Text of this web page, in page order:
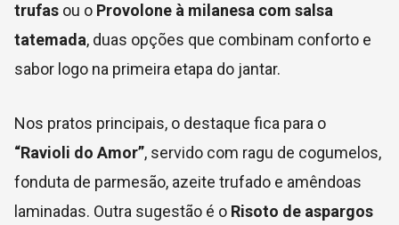
trufas ou o Provolone à milanesa com salsa
tatemada, duas opções que combinam conforto e
sabor logo na primeira etapa do jantar.
Nos pratos principais, o destaque fica para o
“Ravioli do Amor”, servido com ragu de cogumelos,
fonduta de parmesão, azeite trufado e amêndoas
laminadas. Outra sugestão é o Risoto de aspargos